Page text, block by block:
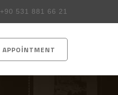
+90 531 881 66 21
APPOINTMENT